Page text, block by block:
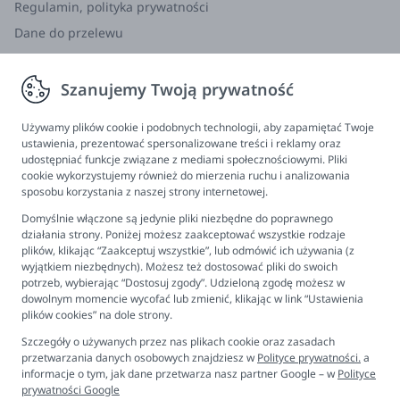
osoby dorosłej.
Nigdy nie pozostawiaj śliniaka silikonowego w miejscu
bezpośredniego ciepła lub w płynach lub urządzenia
płynu lub urządzenia), ponieważ może to skutkować
osłabieniem produktu a w skrajnych przypadkach
jej zniszczeniem.
przekrzywiając ją w każdym możliwym kierunku.
Należy wyrzucić w przypadku jakichkolwiek oznak
uszkodzenia lub osłabienia materiału.
Informacje o producencie/importerze:
Producent: FB Trading ApS Omega 9 DK 8382 Hinnerup Dania
Importer: PAPILLON DYSTRYBUCJA SPÓŁKA Z OGRANICZONĄ
ODPOWIEDZIALNOŚCIĄ Złota 5, Piątkowisko 95-200 Pabianice,
Polskasklep@papillondystrybucja.pl
Regulamin, polityka prywatności
Dane do przelewu
Zwroty, wymiana, reklamacja
Informacje
Program lojalnościowy
FAQ - najczęściej zadawane pytania
Newsletter
Ustawienia plików cookies
Biuro obsługi klienta
Pon. - Pt. 9:00 - 16:00
Szanujemy Twoją prywatność
Używamy plików cookie i podobnych technologii, aby zapamiętać Twoje
ustawienia, prezentować spersonalizowane treści i reklamy oraz
udostępniać funkcje związane z mediami społecznościowymi. Pliki
cookie wykorzystujemy również do mierzenia ruchu i analizowania
sposobu korzystania z naszej strony internetowej.
Domyślnie włączone są jedynie pliki niezbędne do poprawnego
działania strony. Poniżej możesz zaakceptować wszystkie rodzaje
plików, klikając “Zaakceptuj wszystkie”, lub odmówić ich używania (z
wyjątkiem niezbędnych). Możesz też dostosować pliki do swoich
potrzeb, wybierając “Dostosuj zgody”. Udzieloną zgodę możesz w
dowolnym momencie wycofać lub zmienić, klikając w link “Ustawienia
plików cookies” na dole strony.
Szczegóły o używanych przez nas plikach cookie oraz zasadach
przetwarzania danych osobowych znajdziesz w Polityce prywatności.a
informacje o tym, jak dane przetwarza nasz partner Google – w Polityce
prywatności Google